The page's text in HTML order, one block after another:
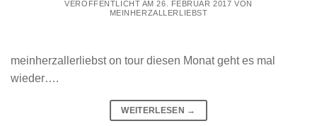
VERÖFFENTLICHT AM26. FEBRUAR 2017 VON
MEINHERZALLERLIEBST
meinherzallerliebst on tour diesen Monat geht es mal
wieder….
WEITERLESEN →